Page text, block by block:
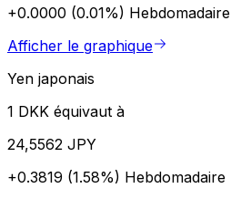
+0.0000 (0.01%) Hebdomadaire
Afficher le graphique
Yen japonais
1 DKK équivaut à
24,5562 JPY
+0.3819 (1.58%) Hebdomadaire